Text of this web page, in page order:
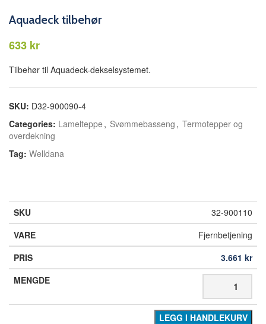
Aquadeck tilbehør
kr
Tilbehør til Aquadeck-dekselsystemet.
SKU: D32-900090-4
Categories: Lamelteppe , Svømmebasseng , Termotepper og
overdekning
Tag: Welldana
32-900110
Fjernbetjening
3.661 kr
LEGG I HANDLEKURV